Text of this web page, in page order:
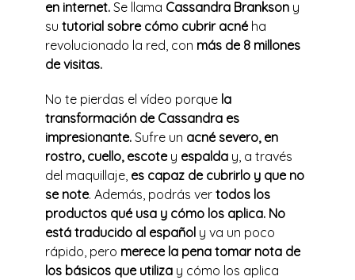
en internet. Se llama Cassandra Brankson y
su tutorial sobre cómo cubrir acnéha
revolucionado la red, con más de 8 millones
de visitas.
No te pierdas el vídeo porque la
transformación de Cassandra es
impresionante. Sufre un acné severo, en
rostro, cuello, escotey espalda y, a través
del maquillaje, es capaz de cubrirlo y que no
se note. Además, podrás ver todos los
productos qué usa y cómo los aplica. No
está traducido al español y va un poco
rápido, pero merece la pena tomar nota de
los básicos que utiliza y cómo los aplica